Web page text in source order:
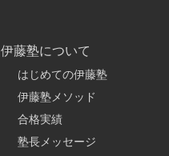
伊藤塾について
はじめての伊藤塾
伊藤塾メソッド
合格実績
塾長メッセージ